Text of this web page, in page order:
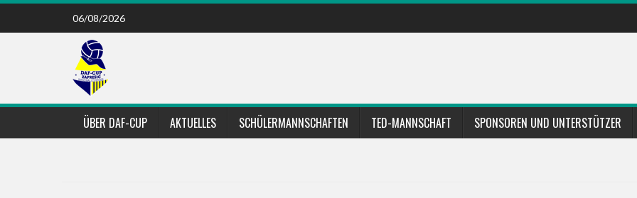
Skip
content
06/08/2026
ÜBER DAF-CUP AKTUELLES SCHÜLERMANNSCHAFTEN TED-MANNSCHAFT SPONSOREN UND UNTERSTÜTZER